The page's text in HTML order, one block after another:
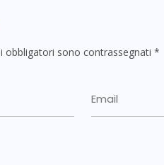
obbligatori sono contrassegnati *